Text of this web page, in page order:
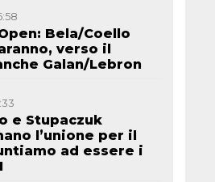
Bela/Coello
verso il
Galan/Lebron
e Stupaczuk
l’unione per il
ad essere i